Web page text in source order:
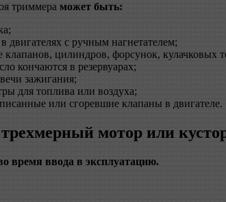
триммера может быть:
двигателях с ручным нагнетателем;
клапанов, цилиндров, форсунок, кулачковых
кончаются в резервуарах;
зажигания;
для топлива или воздуха;
или сгоревшие клапаны в двигателе.
мотор или
время ввода в эксплуатацию.